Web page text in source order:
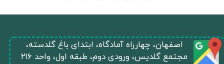
​اصفهان، چهارراه آمادگاه، ابتدای باغ گلدسته،
مجتمع گلدیس، ورودی دوم، طبقه اول، واحد ۲۱۶